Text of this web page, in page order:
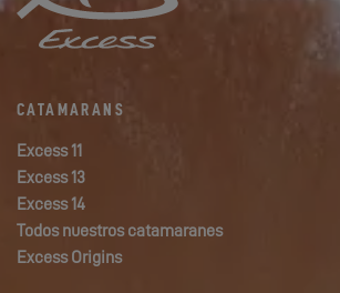
CATAMARANS
Excess 11
Excess 13
Excess 14
Todos nuestros catamaranes
Excess Origins